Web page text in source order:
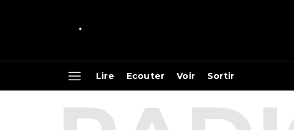
Lire Ecouter Voir Sortir